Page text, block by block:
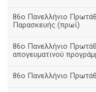
86ο Πανελλήνιο
Παρασκευής (πρωί)
86ο Πανελλήνιο
απογευματινού
86ο Πανελλήνιο